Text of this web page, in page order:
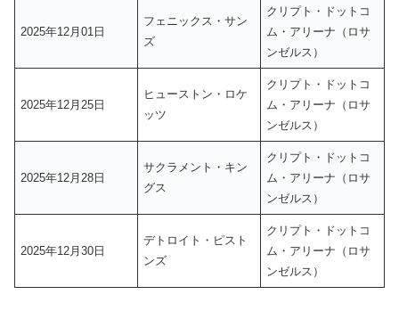
2025年12月01日
フェニックス・サン
ズ
クリプト・ドットコ
ム・アリーナ（ロサ
ンゼルス）
2025年12月25日
ヒューストン・ロケ
ッツ
クリプト・ドットコ
ム・アリーナ（ロサ
ンゼルス）
2025年12月28日
サクラメント・キン
グス
クリプト・ドットコ
ム・アリーナ（ロサ
ンゼルス）
2025年12月30日
デトロイト・ピスト
ンズ
クリプト・ドットコ
ム・アリーナ（ロサ
ンゼルス）